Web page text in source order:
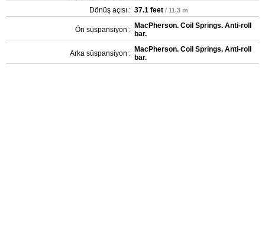
Dönüş açısı : 37.1 feet / 11.3 m
Ön süspansiyon : MacPherson. Coil Springs. Anti-roll
bar.
Arka süspansiyon : MacPherson. Coil Springs. Anti-roll
bar.